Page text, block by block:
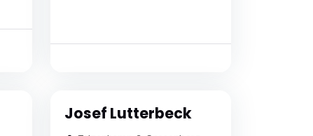
Josef Lutterbeck